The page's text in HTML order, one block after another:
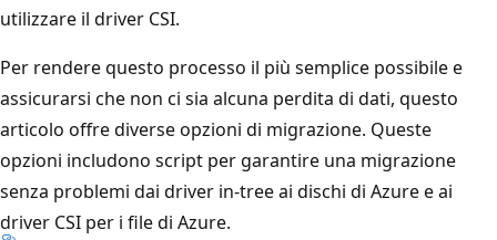
utilizzare il driver CSI.
Per rendere questo processo il più semplice possibile e
assicurarsi che non ci sia alcuna perdita di dati, questo
articolo offre diverse opzioni di migrazione. Queste
opzioni includono script per garantire una migrazione
senza problemi dai driver in-tree ai dischi di Azure e ai
driver CSI per i file di Azure.